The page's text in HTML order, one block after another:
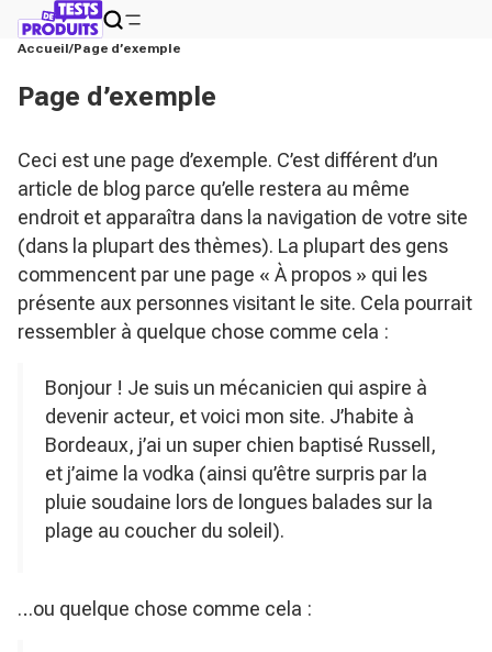
Accueil Page d’exemple
Page d’exemple
Ceci est une page d’exemple. C’est différent d’un
article de blog parce qu’elle restera au même
endroit et apparaîtra dans la navigation de votre site
(dans la plupart des thèmes). La plupart des gens
commencent par une page « À propos » qui les
présente aux personnes visitant le site. Cela pourrait
ressembler à quelque chose comme cela :
Bonjour ! Je suis un mécanicien qui aspire à
devenir acteur, et voici mon site. J’habite à
Bordeaux, j’ai un super chien baptisé Russell,
et j’aime la vodka (ainsi qu’être surpris par la
pluie soudaine lors de longues balades sur la
plage au coucher du soleil).
…ou quelque chose comme cela :